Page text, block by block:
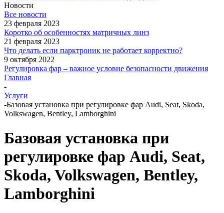
Новости
Все новости
23 февраля 2023
Коротко об особенностях матричных линз
21 февраля 2023
Что делать если парктроник не работает корректно?
9 октября 2022
Регулировка фар – важное условие безопасности движения
Главная
-
Услуги
-Базовая установка при регулировке фар Audi, Seat, Skoda,
Volkswagen, Bentley, Lamborghini
Базовая установка при
регулировке фар Audi, Seat,
Skoda, Volkswagen, Bentley,
Lamborghini